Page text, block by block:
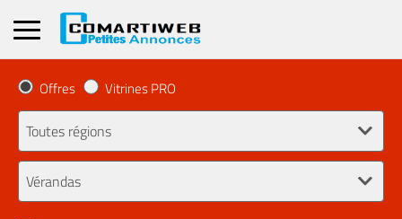
Offres Vitrines PRO